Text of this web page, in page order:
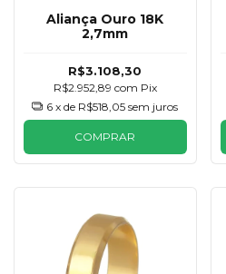
Aliança Ouro 18K
2,7mm
R$3.108,30
R$2.952,89 com Pix
6 x de R$518,05 sem juros
COMPRAR